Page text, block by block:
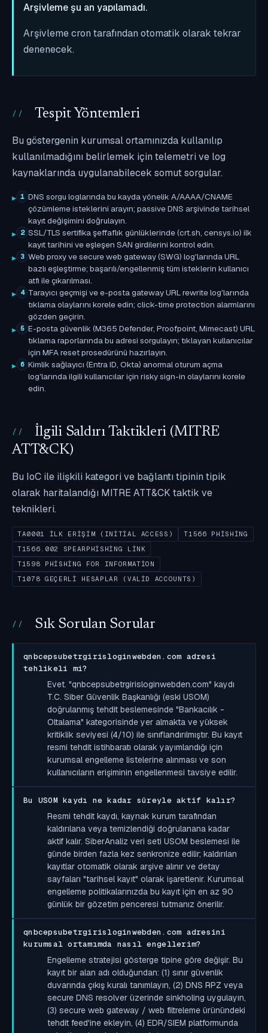
Arşivleme şu an yapılamadı.
Arşivleme cron tarafından otomatik olarak tekrar
denenecek.
Tespit Yöntemleri
Bu göstergenin kurumsal ortamınızda kullanılıp
kullanılmadığını belirlemek için telemetri ve log
kaynaklarında uygulanabilecek somut sorgular.
1 DNS sorgu loglarında bu kayda yönelik A/AAAA/CNAME
çözümleme isteklerini arayın; passive DNS arşivinde tarihsel
kayıt değişimini doğrulayın.
2 SSL/TLS sertifika şeffaflık günlüklerinde (crt.sh, censys.io) ilk
kayıt tarihini ve eşleşen SAN girdilerini kontrol edin.
3 Web proxy ve secure web gateway (SWG) log'larında URL
bazlı eşleştirme; başarılı/engellenmiş tüm isteklerin kullanıcı
atfı ile çıkarılması.
4 Tarayıcı geçmişi ve e-posta gateway URL rewrite log'larında
tıklama olaylarını korele edin; click-time protection alarmlarını
gözden geçirin.
5 E-posta güvenlik (M365 Defender, Proofpoint, Mimecast) URL
tıklama raporlarında bu adresi sorgulayın; tıklayan kullanıcılar
için MFA reset prosedürünü hazırlayın.
6 Kimlik sağlayıcı (Entra ID, Okta) anormal oturum açma
log'larında ilgili kullanıcılar için risky sign-in olaylarını korele
edin.
İlgili Saldırı Taktikleri (MITRE
ATT&CK)
Bu IoC ile ilişkili kategori ve bağlantı tipinin tipik
olarak haritalandığı MITRE ATT&CK taktik ve
teknikleri.
TA0001 İLK ERIŞIM (INITIAL ACCESS)
T1566 PHISHING
T1566.002 SPEARPHISHING LINK
T1598 PHISHING FOR INFORMATION
T1078 GEÇERLI HESAPLAR (VALID ACCOUNTS)
Sık Sorulan Sorular
qnbcepsubetrgirisloginwebden.com adresi
tehlikeli mi?
Evet. "qnbcepsubetrgirisloginwebden.com" kaydı
T.C. Siber Güvenlik Başkanlığı (eski USOM)
doğrulanmış tehdit beslemesinde "Bankacılık -
Oltalama" kategorisinde yer almakta ve yüksek
kritiklik seviyesi (4/10) ile sınıflandırılmıştır. Bu kayıt
resmi tehdit istihbaratı olarak yayımlandığı için
kurumsal engelleme listelerine alınması ve son
kullanıcıların erişiminin engellenmesi tavsiye edilir.
Bu USOM kaydı ne kadar süreyle aktif kalır?
Resmi tehdit kaydı, kaynak kurum tarafından
kaldırılana veya temizlendiği doğrulanana kadar
aktif kalır. SiberAnaliz veri seti USOM beslemesi ile
günde birden fazla kez senkronize edilir; kaldırılan
kayıtlar otomatik olarak arşive alınır ve detay
sayfaları "tarihsel kayıt" olarak işaretlenir. Kurumsal
engelleme politikalarınızda bu kayıt için en az 90
günlük bir gözetim penceresi tutmanız önerilir.
qnbcepsubetrgirisloginwebden.com adresini
kurumsal ortamımda nasıl engellerim?
Engelleme stratejisi gösterge tipine göre değişir. Bu
kayıt bir alan adı olduğundan: (1) sınır güvenlik
duvarında çıkış kuralı tanımlayın, (2) DNS RPZ veya
secure DNS resolver üzerinde sinkholing uygulayın,
(3) secure web gateway / web filtreleme ürünündeki
tehdit feed'ine ekleyin, (4) EDR/SIEM platformunda